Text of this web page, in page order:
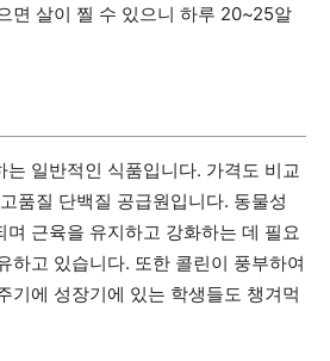
면 살이 찔 수 있으니 하루 20~25알
는 일반적인 식품입니다. 가격도 비교
품질 단백질 공급원입니다. 동물성
며 근육을 유지하고 강화하는 데 필요
하고 있습니다. 또한 콜린이 풍부하여
기에 성장기에 있는 학생들도 챙겨먹